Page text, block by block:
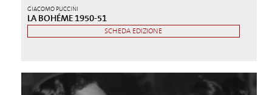
GIACOMO PUCCINI
LA BOHÉME 1950-51
SCHEDA EDIZIONE